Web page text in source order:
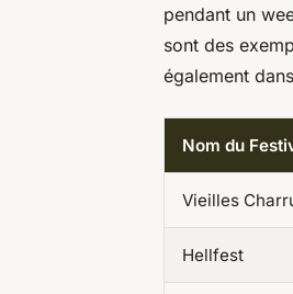
pendant un
sont des
également
Nom du
Vieilles
Hellfest